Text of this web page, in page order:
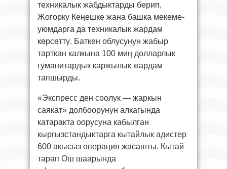
техникалык жабдыктарды берип,
Жогорку Кеңешке жана башка мекеме-
уюмдарга да техникалык жардам
көрсөттү. Баткен облусунун жабыр
тарткан калкына 100 миң долларлык
гуманитардык каржылык жардам
тапшырды.
«Экспресс ден соолук — жаркын
саякат» долбоорунун алкагында
катаракта оорусуна кабылган
кыргызстандыктарга кытайлык адистер
600 акысыз операция жасашты. Кытай
тарап Ош шаарында